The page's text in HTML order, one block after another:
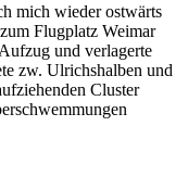
mich wieder ostwärts
Flugplatz Weimar
und verlagerte
zw. Ulrichshalben und
Cluster